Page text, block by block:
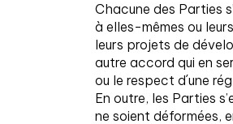
Chacune des Parties
à elles-mêmes ou
leurs projets de
autre accord qui en
ou le respect d´une
En outre, les Parties
ne soient déformées,